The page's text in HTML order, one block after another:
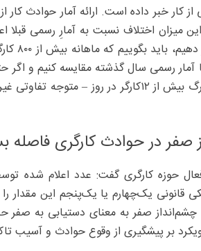
از کار خبر داده است. ارائه آمار حوادث
میزان اختلاف نسبت به آمارِ رسمی
دهیم – یعنی مرگ بیش از ۱۲کارگر در
صفر در حوادث کارگری فاصله‌
حوزه کارگری گفت: عدد اعلام‌ شده
قانونی یک‌چهارم یا یک‌پنجم این مقدار
چشم‌انداز صفر به معنای دستیابی به
بر پیشگیری از وقوع حوادث و آسیب